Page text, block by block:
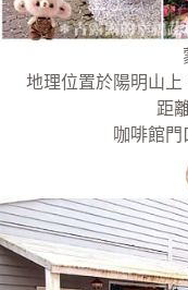
地理位置於陽明山
距
咖啡館門